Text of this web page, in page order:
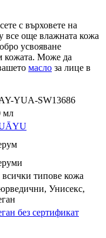
с върховете на
все още влажната кожа
усвояване
кожата. Може да
масло за лице в
YUA-SW13686
мл
всички типове кожа
Унисекс,
без сертификат